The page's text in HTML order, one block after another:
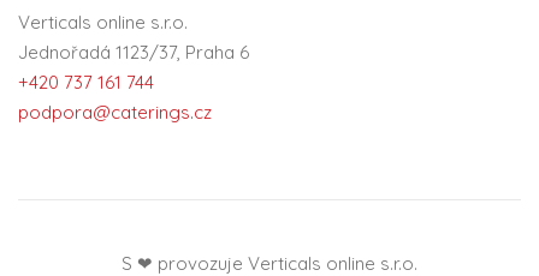
Verticals online s.r.o.
Jednořadá 1123/37, Praha 6
+420 737 161 744
podpora@caterings.cz
S ❤ provozuje Verticals online s.r.o.